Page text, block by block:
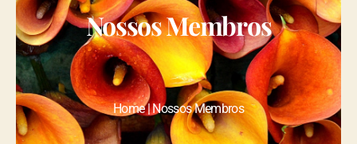
Nossos Membros
Home | Nossos Membros